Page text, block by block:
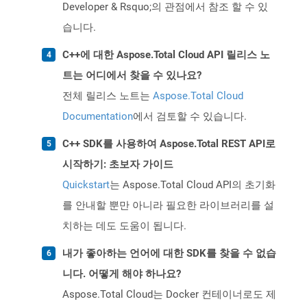
Developer & Rsquo;의 관점에서 참조 할 수 있
습니다.
C++에 대한 Aspose.Total Cloud API 릴리스 노
트는 어디에서 찾을 수 있나요?
전체 릴리스 노트는 Aspose.Total Cloud
Documentation에서 검토할 수 있습니다.
C++ SDK를 사용하여 Aspose.Total REST API로
시작하기: 초보자 가이드
Quickstart는 Aspose.Total Cloud API의 초기화
를 안내할 뿐만 아니라 필요한 라이브러리를 설
치하는 데도 도움이 됩니다.
내가 좋아하는 언어에 대한 SDK를 찾을 수 없습
니다. 어떻게 해야 하나요?
Aspose.Total Cloud는 Docker 컨테이너로도 제